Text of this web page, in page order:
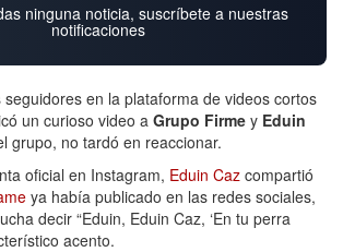
ninguna noticia, suscríbete a nuestras
notificaciones
seguidores en la plataforma de videos cortos
un curioso video a Grupo Firme y Eduin
grupo, no tardó en reaccionar.
oficial en Instagram, Eduin Caz compartió
ya había publicado en las redes sociales,
decir “Eduin, Eduin Caz, ‘En tu perra
acento.